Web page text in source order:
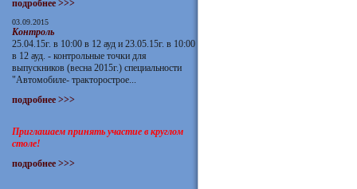
подробнее >>>
03.09.2015
Контроль
25.04.15г. в 10:00 в 12 ауд и 23.05.15г. в 10:00
в 12 ауд. - контрольные точки для
выпускников (весна 2015г.) специальности
"Автомобиле- тракторострое...
подробнее >>>
Приглашаем принять участие в круглом
столе!
подробнее >>>